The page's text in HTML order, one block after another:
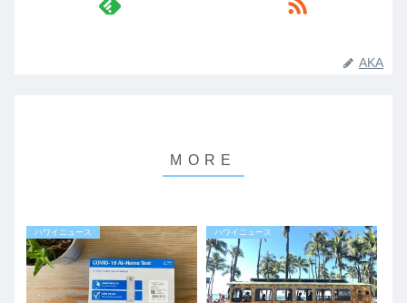
AKA
ハワイニュース ハワイニュース